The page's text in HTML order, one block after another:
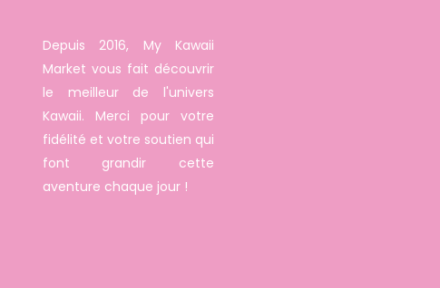
Depuis 2016, My Kawaii
Market vous fait découvrir
le meilleur de l'univers
Kawaii. Merci pour votre
fidélité et votre soutien qui
font grandir cette
aventure chaque jour !